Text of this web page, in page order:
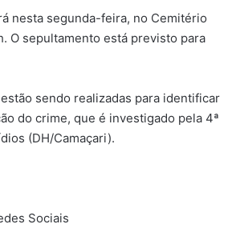
nesta segunda-feira, no Cemitério
O sepultamento está previsto para
sendo realizadas para identificar
do crime, que é investigado pela 4ª
(DH/Camaçari).
Sociais